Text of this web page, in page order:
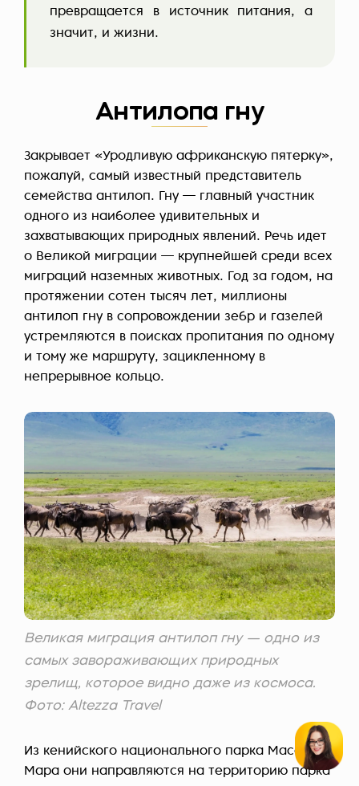
превращается в источник питания, а
значит, и жизни.
Антилопа гну
Закрывает «Уродливую африканскую пятерку»,
пожалуй, самый известный представитель
семейства антилоп. Гну — главный участник
одного из наиболее удивительных и
захватывающих природных явлений. Речь идет
о Великой миграции — крупнейшей среди всех
миграций наземных животных. Год за годом, на
протяжении сотен тысяч лет, миллионы
антилоп гну в сопровождении зебр и газелей
устремляются в поисках пропитания по одному
и тому же маршруту, зацикленному в
непрерывное кольцо.
Великая миграция антилоп гну — одно из
самых завораживающих природных
зрелищ, которое видно даже из космоса.
Фото: Altezza Travel
Из кенийского национального парка Масаи-
Мара они направляются на территорию парка